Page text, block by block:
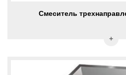
Смеситель